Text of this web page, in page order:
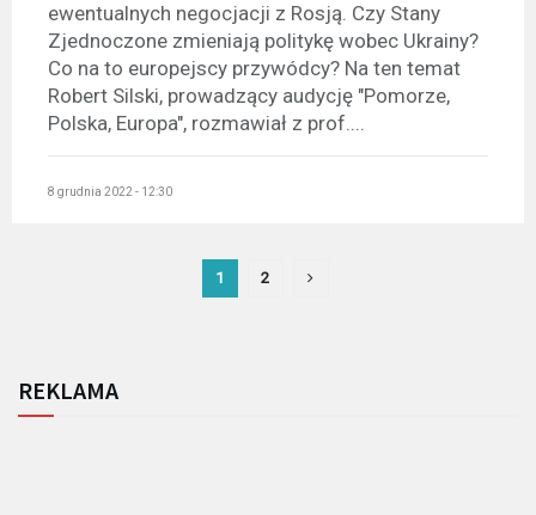
ewentualnych negocjacji z Rosją. Czy Stany
Zjednoczone zmieniają politykę wobec Ukrainy?
Co na to europejscy przywódcy? Na ten temat
Robert Silski, prowadzący audycję "Pomorze,
Polska, Europa", rozmawiał z prof....
8 grudnia 2022 - 12:30
1 2
REKLAMA